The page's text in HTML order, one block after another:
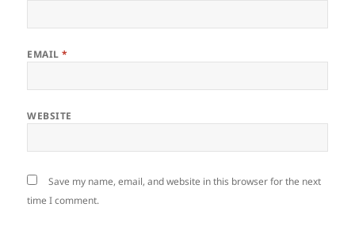
EMAIL*
WEBSITE
Save my name, email, and website in this browser for the next
time I comment.